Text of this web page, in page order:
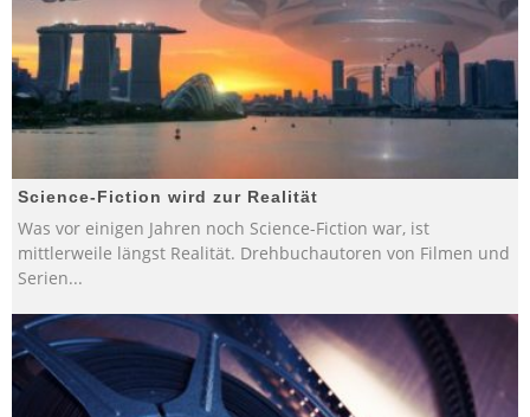
Science-Fiction wird zur Realität
Was vor einigen Jahren noch Science-Fiction war, ist
mittlerweile längst Realität. Drehbuchautoren von Filmen und
Serien...